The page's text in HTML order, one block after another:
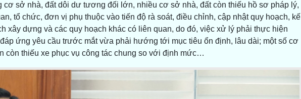
cơ sở nhà, đất dôi dư tương đối lớn, nhiều cơ sở nhà, đất còn thiếu hồ sơ pháp lý,
tổ chức, đơn vị phụ thuộc vào tiến độ rà soát, điều chỉnh, cập nhật quy hoạch, kế
xây dựng và các quy hoạch khác có liên quan, do đó, việc xử lý phải thực hiện
ứng yêu cầu trước mắt vừa phải hướng tới mục tiêu ổn định, lâu dài; một số cơ
còn thiếu xe phục vụ công tác chung so với định mức…